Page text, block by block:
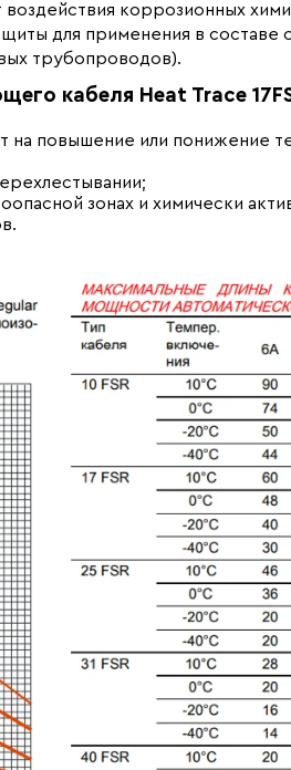
коррозионных
для применения в составе
трубопроводов).
кабеля Heat Trace
на повышение или понижение
зонах и химически